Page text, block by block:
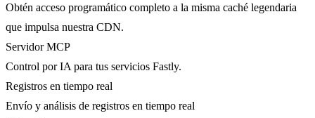
Obtén acceso programático completo a la misma caché legendaria
que impulsa nuestra CDN.
Servidor MCP
Control por IA para tus servicios Fastly.
Registros en tiempo real
Envío y análisis de registros en tiempo real